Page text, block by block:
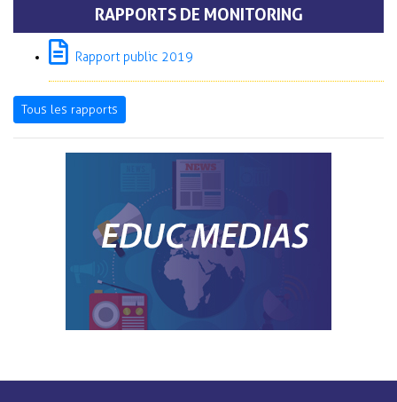
RAPPORTS DE MONITORING
Rapport public 2019
Tous les rapports